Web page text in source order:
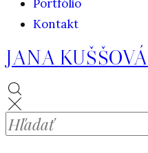
Portfólio
Kontakt
JANA KUŠŠOVÁ